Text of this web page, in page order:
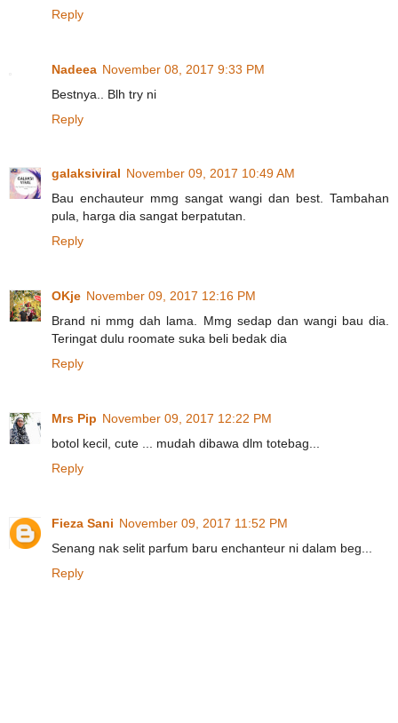
Reply
Nadeea November 08, 2017 9:33 PM
Bestnya.. Blh try ni
Reply
galaksiviral November 09, 2017 10:49 AM
Bau enchauteur mmg sangat wangi dan best. Tambahan
pula, harga dia sangat berpatutan.
Reply
OKje November 09, 2017 12:16 PM
Brand ni mmg dah lama. Mmg sedap dan wangi bau dia.
Teringat dulu roomate suka beli bedak dia
Reply
Mrs Pip November 09, 2017 12:22 PM
botol kecil, cute ... mudah dibawa dlm totebag...
Reply
Fieza Sani November 09, 2017 11:52 PM
Senang nak selit parfum baru enchanteur ni dalam beg...
Reply